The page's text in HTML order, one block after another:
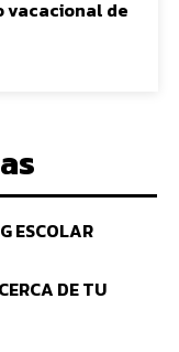
vacacional de
ESCOLAR
DE TU